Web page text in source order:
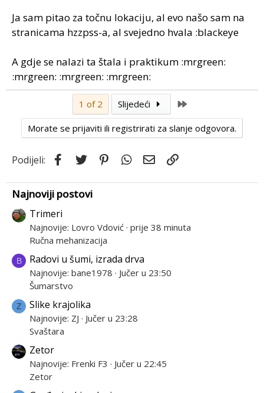
Ja sam pitao za točnu lokaciju, al evo našo sam na
stranicama hzzpss-a, al svejedno hvala :blackeye
A gdje se nalazi ta štala i praktikum :mrgreen:
:mrgreen: :mrgreen: :mrgreen:
1 of 2 Slijedeći
Morate se prijaviti ili registrirati za slanje odgovora.
Podijeli: Facebook
Twitter PinterestWhatsApp
Email
Najnoviji postovi
Trimeri
Najnovije: Lovro Vdović prije 38 minuta
Ručna mehanizacija
B Radovi u šumi, izrada drva
Najnovije: bane1978
Jučer u 23:50
Šumarstvo
Z Slike krajolika
Najnovije: ZJ
Jučer u 23:28
Svaštara
Zetor
Najnovije: Frenki F3
Jučer u 22:45
Zetor